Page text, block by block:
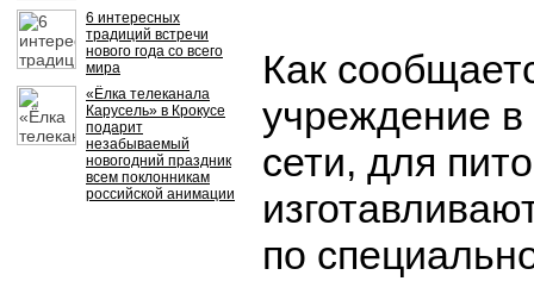
6 интересных
традиций встречи
нового года со всего
мира
«Ёлка телеканала
Карусель» в Крокусе
подарит
незабываемый
новогодний праздник
всем поклонникам
российской анимации
Как
учреждение
сети, для
по